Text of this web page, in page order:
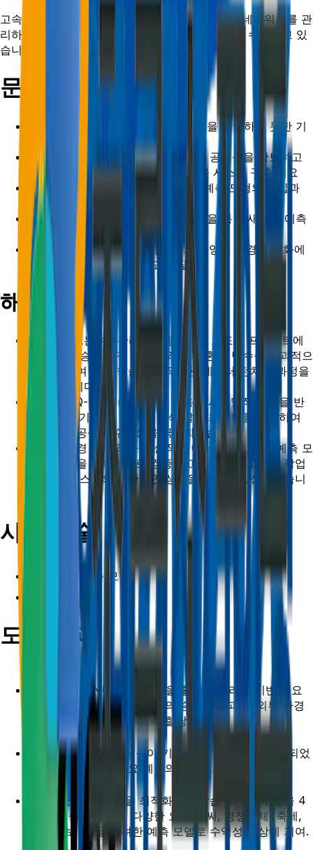
고속철도(KTX), 일반 열차, 화물 운송 등의 철도 네트워크를 관
리하며, 대중교통과 물류를 지원하는 핵심 역할을 수행하고 있
습니다
문제 상황
2007년 이후 변화된 열차 실적 패턴을 반영하지 못한 기
존 수익관리 시스템(YMS)의 한계
한정된 좌석을 효과적으로 운영하여 공공성을 확보하고
좌석당 수익을 증대하기 위한 새로운 시스템 구축 필요
단기간(4주) 데이터를 활용한 수요 예측 모형의 도입과
검증의 필요성
비모수적 방법(딥러닝, 강화학습 등)을 통한 새로운 예측
모형 개발 필요성
경쟁업체 출현 및 신선 개통 등 외부 영업 환경의 변화에
대응하기 위한 시스템 고도화 필요
해결 전략
초록소프트는수익관리시스템(YMS) 고도화 프로젝트에
서는 기존 승차 실적 데이터와 외부 환경 변수를 효과적으
로 매핑하여 기계 학습에 최적화된 데이터 전처리 과정을
도입했습니다.
LSTM과 Q-learning 모델을 활용해 시계열적 특성을 반
영한 장·단기 수요 예측과 좌석 할당 최적화를 수행하여
철도의 공공성과 수익성을 극대화했습니다.
다양한 환경 변수와 승차 실적 데이터를 기반으로 예측 모
델의 성능을 지속적으로 검증하고 개선하는 고도화 작업
을 통해 시스템의 전반적인 성능을 꾸준히 향상시켰습니
사용 기술
시계열 예측 모델
도입 결과
LSTM과 ANN(인공신경망)을 활용한 딥러닝 기반 수요
예측 모델을 개발하여, 열차의 승차 실적과 내·외부 환경
요인을 반영한 최적의 좌석 할당을 실현
수익관리 시스템의 성능이 기존 대비 10% 이상 향상되었
으며, 승차인원과 수요 예측의 정확도 개선
데이터 전처리 과정을 최적화하여 학습 데이터의 양을 4
배 이상 증가시키고, 다양한 요인(날씨, 경쟁업체, 축제,
재난 정보 등)을 고려한 예측 모델로 수익성 향상에 기여.